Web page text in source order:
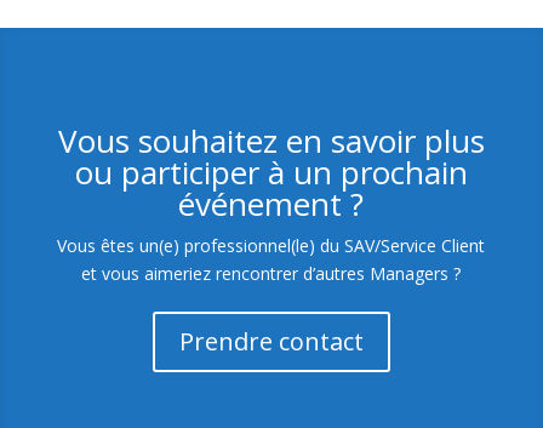
Vous souhaitez en savoir plus
ou participer à un prochain
événement ?
Vous êtes un(e) professionnel(le) du SAV/Service Client
et vous aimeriez rencontrer d’autres Managers ?
Prendre contact